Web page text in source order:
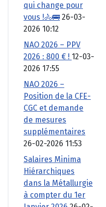
qui change pour
vous !🚴🚌 26-03-
2026 10:12
NAO 2026 – PPV
2026 : 800 € ! 12-03-
2026 17:55
NAO 2026 –
Position de la CFE-
CGC et demande
de mesures
supplémentaires
26-02-2026 11:53
Salaires Minima
Hiérarchiques
dans la Métallurgie
à compter du 1er